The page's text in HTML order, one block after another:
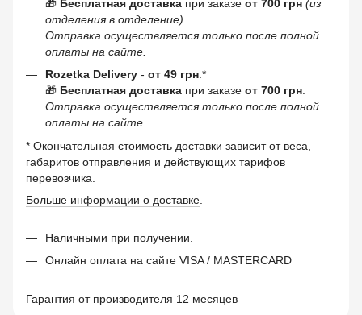
🎁 Бесплатная доставка при заказе от 700 грн (из
отделения в отделение).
Отправка осуществляется только после полной
оплаты на сайте.
Rozetka Delivery - от 49 грн .*
🎁 Бесплатная доставка при заказе от 700 грн
Отправка осуществляется только после полной
оплаты на сайте.
* Окончательная стоимость доставки зависит от веса,
габаритов отправления и действующих тарифов
перевозчика.
Больше информации о доставке
Наличными при получении.
Онлайн оплата на сайте VISA / MASTERCARD
Гарантия от производителя 12 месяцев